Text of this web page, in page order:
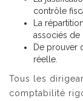
contrôle
La
associés de
De prouver
réelle.
Tous les
comptabilité